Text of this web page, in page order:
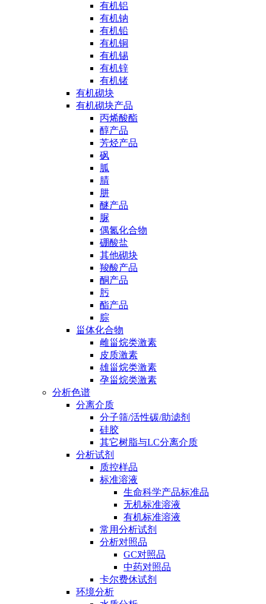
有机铝
有机钠
有机铅
有机铜
有机锡
有机锌
有机锗
有机砌块
有机砌块产品
丙烯酸酯
醇产品
芳烃产品
砜
胍
腈
肼
醚产品
脲
偶氮化合物
硼酸盐
其他砌块
羧酸产品
酮产品
肟
酯产品
腙
甾体化合物
雌甾烷类激素
皮质激素
雄甾烷类激素
孕甾烷类激素
分析色谱
分离介质
分子筛/活性碳/助滤剂
硅胶
其它树脂与LC分离介质
分析试剂
质控样品
标准溶液
生命科学产品标准品
无机标准溶液
有机标准溶液
常用分析试剂
分析对照品
GC对照品
中药对照品
卡尔费休试剂
环境分析